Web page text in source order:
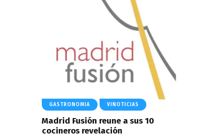
GASTRONOMIA VINOTICIAS
Madrid Fusión reune a sus 10
cocineros revelación